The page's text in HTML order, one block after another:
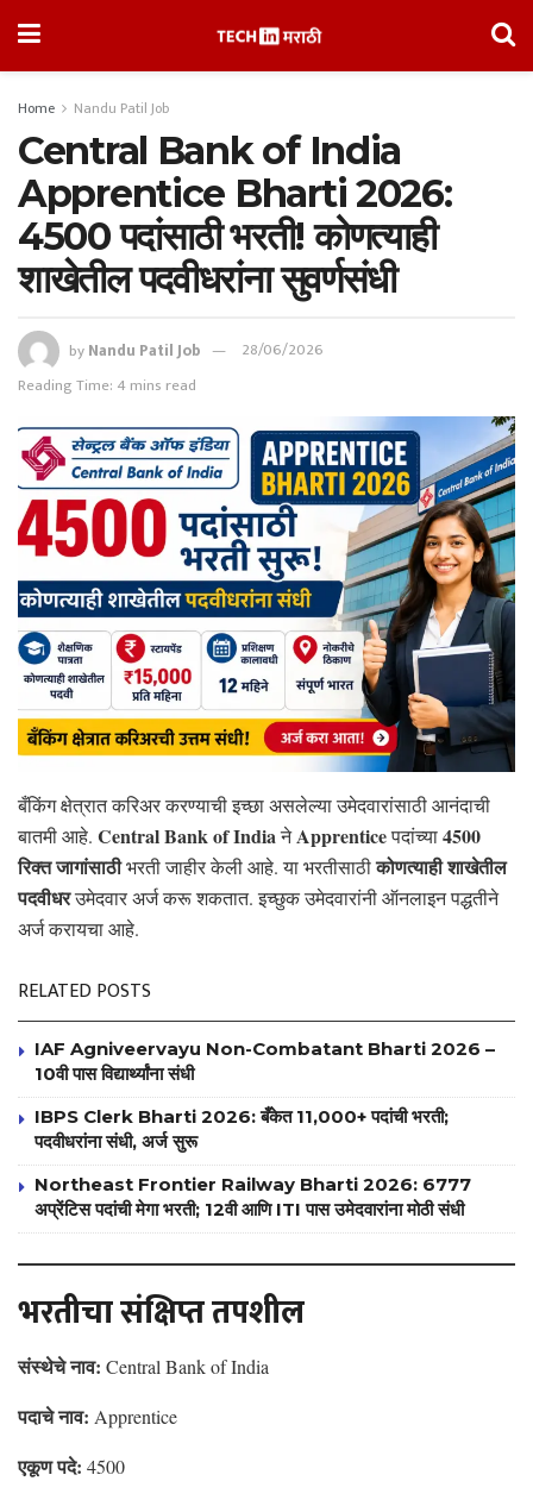
Home Nandu Patil Job
Central Bank of India
Apprentice Bharti 2026:
4500 पदांसाठी भरती! कोणत्याही
शाखेतील पदवीधरांना सुवर्णसंधी
byNandu Patil Job
28/06/2026
Reading Time: 4 mins read
बँकिंग क्षेत्रात करिअर करण्याची इच्छा असलेल्या उमेदवारांसाठी आनंदाची
बातमी आहे. Central Bank of IndiaनेApprenticeपदांच्या4500
रिक्त जागांसाठीभरती जाहीर केली आहे. या भरतीसाठीकोणत्याही शाखेतील
पदवीधरउमेदवार अर्ज करू शकतात. इच्छुक उमेदवारांनी ऑनलाइन पद्धतीने
अर्ज करायचा आहे.
RELATED POSTS
IAF Agniveervayu Non-Combatant Bharti 2026 –
10वी पास विद्यार्थ्यांना संधी
IBPS Clerk Bharti 2026: बँकेत 11,000+ पदांची भरती;
पदवीधरांना संधी, अर्ज सुरू
Northeast Frontier Railway Bharti 2026: 6777
अप्रेंटिस पदांची मेगा भरती; 12वी आणि ITI पास उमेदवारांना मोठी संधी
भरतीचा संक्षिप्त तपशील
संस्थेचे नाव: Central Bank of India
पदाचे नाव: Apprentice
एकूण पदे: 4500